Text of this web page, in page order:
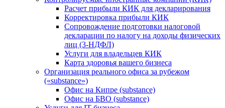
Расчет прибыли КИК для декларирования
Корректировка прибыли КИК
Сопровождение подготовки налоговой
декларации по налогу на доходы физических
лиц (3-НДФЛ)
Услуги для владельцев КИК
Карта здоровья вашего бизнеса
Организация реального офиса за рубежом
(«substance»)
Офис на Кипре (substance)
Офис на БВО (substance)